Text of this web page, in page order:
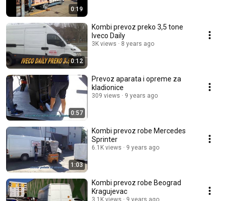
0:19
0:12
Kombi prevoz preko 3,5 tone
Iveco Daily
3K views 8 years ago
0:57
Prevoz aparata i opreme za
kladionice
309 views 9 years ago
1:03
Kombi prevoz robe Mercedes
Sprinter
6.1K views 9 years ago
Kombi prevoz robe Beograd
Kragujevac
3.1K views 9 years ago